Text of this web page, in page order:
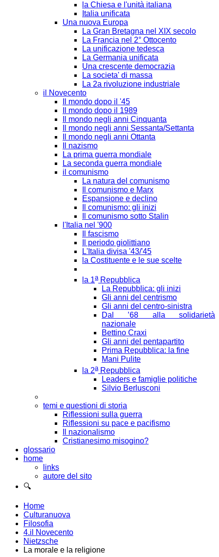
la Chiesa e l'unità italiana
Italia unificata
Una nuova Europa
La Gran Bretagna nel XIX secolo
La Francia nel 2° Ottocento
La unificazione tedesca
La Germania unificata
Una crescente democrazia
La societa' di massa
La 2a rivoluzione industriale
il Novecento
Il mondo dopo il '45
Il mondo dopo il 1989
Il mondo negli anni Cinquanta
Il mondo negli anni Sessanta/Settanta
Il mondo negli anni Ottanta
Il nazismo
La prima guerra mondiale
La seconda guerra mondiale
il comunismo
La natura del comunismo
Il comunismo e Marx
Espansione e declino
Il comunismo: gli inizi
Il comunismo sotto Stalin
l'Italia nel '900
Il fascismo
Il periodo giolittiano
L'Italia divisa '43/'45
la Costituente e le sue scelte
la 1aRepubblica
La Repubblica: gli inizi
Gli anni del centrismo
Gli anni del centro-sinistra
Dal ’68 alla solidarietà
nazionale
Bettino Craxi
Gli anni del pentapartito
Prima Repubblica: la fine
Mani Pulite
la 2aRepubblica
Leaders e famiglie politiche
Silvio Berlusconi
temi e questioni di storia
Riflessioni sulla guerra
Riflessioni su pace e pacifismo
Il nazionalismo
Cristianesimo misogino?
glossario
home
links
autore del sito
🔍
Home
Culturanuova
Filosofia
4.il Novecento
Nietzsche
La morale e la religione